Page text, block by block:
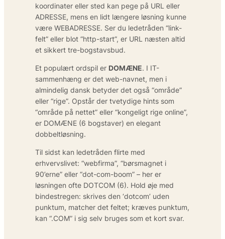
koordinater eller sted kan pege på URL eller
ADRESSE, mens en lidt længere løsning kunne
være WEBADRESSE. Ser du ledetråden “link-
felt” eller blot “http-start”, er URL næsten altid
et sikkert tre-bogstavsbud.
Et populært ordspil er DOMÆNE. I IT-
sammenhæng er det web-navnet, men i
almindelig dansk betyder det også “område”
eller “rige”. Opstår der tvetydige hints som
“område på nettet” eller “kongeligt rige online”,
er DOMÆNE (6 bogstaver) en elegant
dobbeltløsning.
Til sidst kan ledetråden flirte med
erhvervslivet: “web­firma”, “børsmagnet i
90’erne” eller “dot-com-boom” – her er
løsningen ofte DOTCOM (6). Hold øje med
bindestregen: skrives den ‘dotcom’ uden
punktum, matcher det feltet; kræves punktum,
kan “.COM” i sig selv bruges som et kort svar.